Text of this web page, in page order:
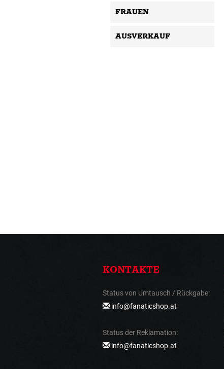
FRAUEN
AUSVERKAUF
KONTAKTE
Status von Umtausch / Rückgabe:
info@fanaticshop.at
Status der Reklamation:
info@fanaticshop.at